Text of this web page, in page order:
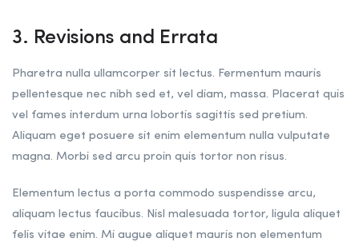
3. Revisions and Errata
Pharetra nulla ullamcorper sit lectus. Fermentum mauris
pellentesque nec nibh sed et, vel diam, massa. Placerat quis
vel fames interdum urna lobortis sagittis sed pretium.
Aliquam eget posuere sit enim elementum nulla vulputate
magna. Morbi sed arcu proin quis tortor non risus.
Elementum lectus a porta commodo suspendisse arcu,
aliquam lectus faucibus. Nisl malesuada tortor, ligula aliquet
felis vitae enim. Mi augue aliquet mauris non elementum